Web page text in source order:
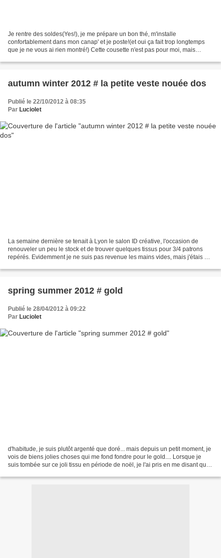
Je rentre des soldes(Yes!), je me prépare un bon thé, m'installe
confortablement dans mon canap' et je poste!(et oui ça fait trop longtemps
que je ne vous ai rien montré!) Cette cousette n'est pas pour moi, mais
autumn winter 2012 # la petite veste nouée dos
Publié le 22/10/2012 à 08:35
Par Luciolet
La semaine dernière se tenait à Lyon le salon ID créative, l'occasion de
renouveler un peu le stock et de trouver quelques tissus pour 3/4 patrons
repérés. Evidemment je ne suis pas revenue les mains vides, mais j'étais un
spring summer 2012 # gold
Publié le 28/04/2012 à 09:22
Par Luciolet
d'habitude, je suis plutôt argenté que doré... mais depuis un petit moment, je
vois de biens jolies choses qui me fond fondre pour le gold.... Lorsque je
suis tombée sur ce joli tissu en période de noël, je l'ai pris en me disant que